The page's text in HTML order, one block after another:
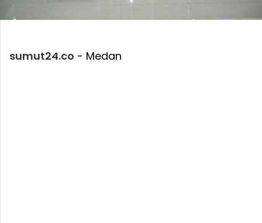
sumut24.co - Medan